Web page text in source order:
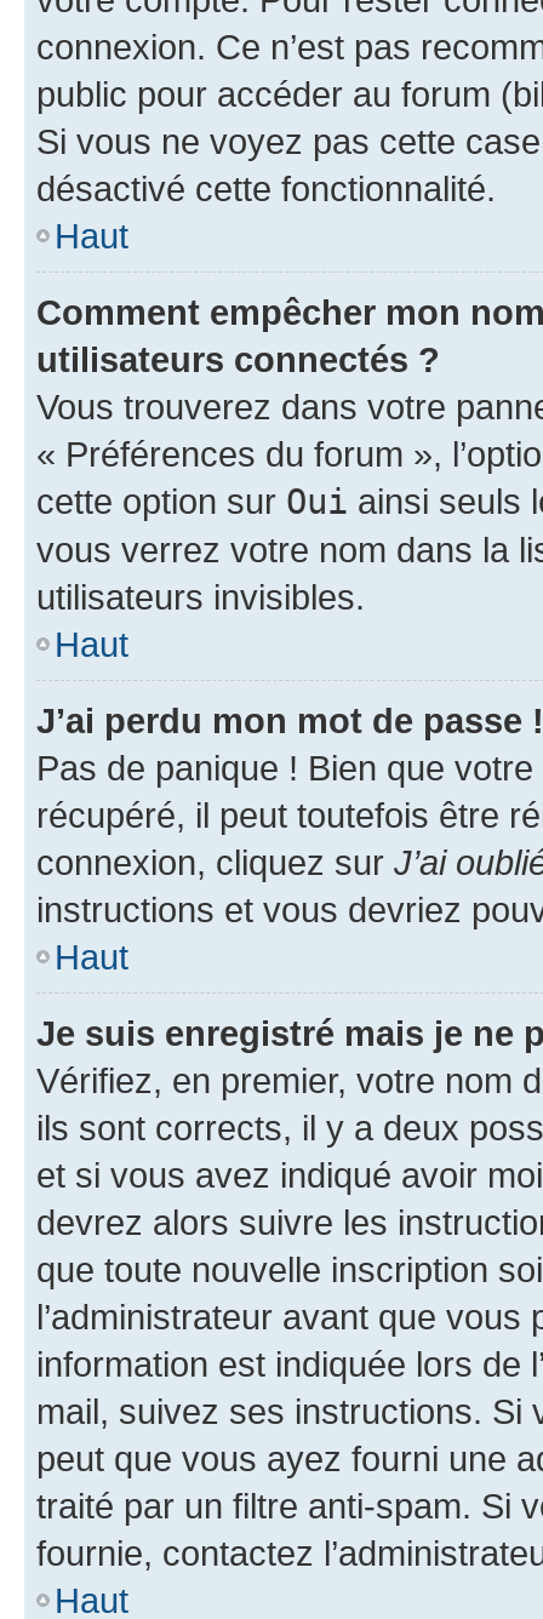
connexion. Ce n’est pas
public pour accéder au forum
Si vous ne voyez pas cette
désactivé cette fonctionnalité.
Haut
Comment empêcher mon
utilisateurs connectés ?
Vous trouverez dans votre
« Préférences du forum »,
cette option sur Oui ainsi seuls
vous verrez votre nom dans la
utilisateurs invisibles.
Haut
J’ai perdu mon mot de passe !
Pas de panique ! Bien que
récupéré, il peut toutefois être
connexion, cliquez sur J’ai
instructions et vous devriez
Haut
Je suis enregistré mais je ne
Vérifiez, en premier, votre nom
ils sont corrects, il y a deux
et si vous avez indiqué avoir
devrez alors suivre les
que toute nouvelle inscription
l’administrateur avant que
information est indiquée lors de
mail, suivez ses instructions. Si
peut que vous ayez fourni une
traité par un filtre anti-spam. Si
fournie, contactez
Haut